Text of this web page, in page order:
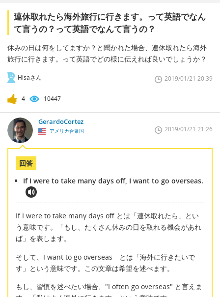
連休取れたら海外旅行に行きます。って英語でなん
て言うの？って英語でなんて言うの？
休みの日は何をしてますか？と聞かれた場合、連休取れたら海外
旅行に行きます。って英語でどの様に伝えれば良いでしょうか？
Hisaさん 2019/01/21 20:39
4 10447
GerardoCortez
アメリカ合衆国 2019/01/21 21:26
回答
If I were to take many days off, I want to go overseas.
If I were to take many days off とは「連休取れたら」とい
う意味です。「もし、たくさん休みの日を取れる機会があれ
ば」を表します。
そして、I want to go overseas とは「海外に行きたいで
す」という意味です。この文章は希望を述べます。
もし、習慣を述べたい場合、"I often go overseas" と言えま